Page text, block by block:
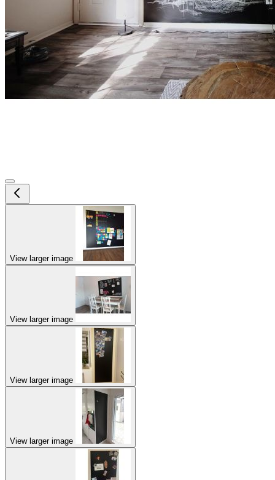
View larger image
View larger image
View larger image
View larger image